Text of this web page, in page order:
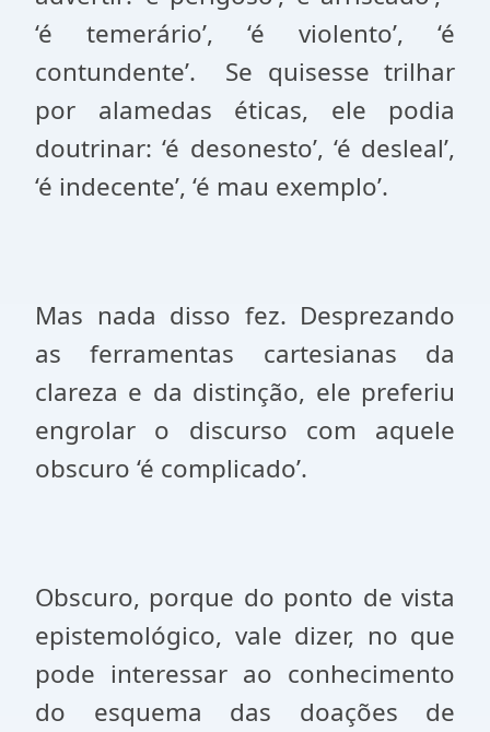
‘é temerário’, ‘é violento’, ‘é
contundente’.
Se quisesse trilhar
por alamedas éticas, ele podia
doutrinar: ‘é desonesto’, ‘é desleal’,
‘é indecente’, ‘é mau exemplo’.
Mas nada disso fez. Desprezando
as ferramentas cartesianas da
clareza e da distinção, ele preferiu
engrolar o discurso com aquele
obscuro ‘é complicado’.
Obscuro, porque do ponto de vista
epistemológico, vale dizer, no que
pode interessar ao conhecimento
do esquema das doações de